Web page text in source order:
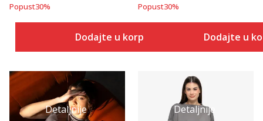
Popust30%
Dodajte u korpu
Popust30%
Dodajte u
Detaljnije
Detaljnije